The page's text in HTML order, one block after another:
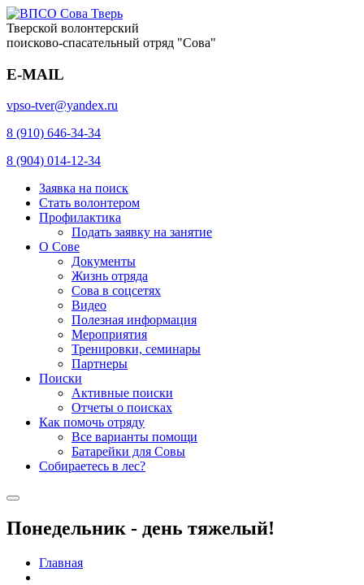
Тверской волонтерский
поисково-спасательный отряд "Сова"
E-MAIL
vpso-tver@yandex.ru
8 (910) 646-34-34
8 (904) 014-12-34
Заявка на поиск
Стать волонтером
Профилактика
Подать заявку на занятие
О Сове
Документы
Жизнь отряда
Сова в соцсетях
Видео
Полезная информация
Мероприятия
Тренировки, семинары
Партнеры
Поиски
Активные поиски
Отчеты о поисках
Как помочь отряду
Все варианты помощи
Батарейки для Совы
Собираетесь в лес?
Понедельник - день тяжелый!
Главная